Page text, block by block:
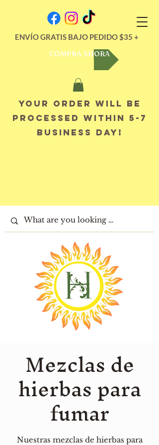
ENVÍO GRATIS BAJO PEDIDO $35 +
COMPRA AHORA
Your order will be
processed within 5-7
business day!
Mezclas de
hierbas para
fumar
Nuestras mezclas de hierbas para